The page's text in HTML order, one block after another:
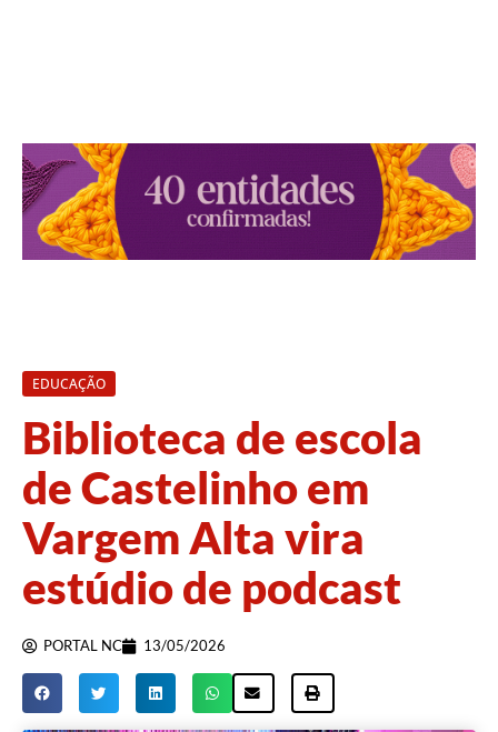
EDUCAÇÃO
Biblioteca de escola
de Castelinho em
Vargem Alta vira
estúdio de podcast
PORTAL NC 13/05/2026